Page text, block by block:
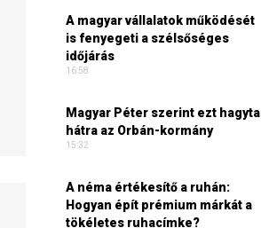
A magyar vállalatok működését
is fenyegeti a szélsőséges
időjárás
16:58
Magyar Péter szerint ezt hagyta
hátra az Orbán-kormány
15:32
A néma értékesítő a ruhán:
Hogyan épít prémium márkát a
tökéletes ruhacímke?